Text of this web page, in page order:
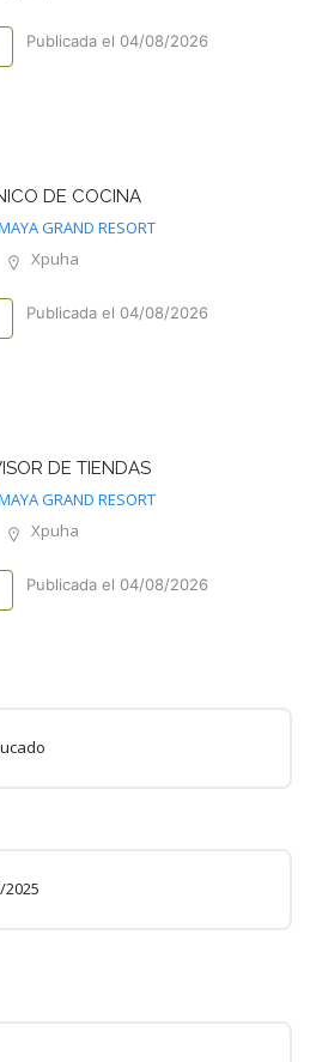
Publicada el 04/08/2026
DE COCINA
GRAND RESORT
Xpuha
Publicada el 04/08/2026
DE TIENDAS
GRAND RESORT
Xpuha
Publicada el 04/08/2026
2025